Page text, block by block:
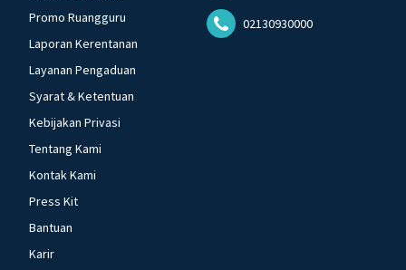
Promo Ruangguru
Laporan Kerentanan
Layanan Pengaduan
Syarat & Ketentuan
Kebijakan Privasi
Tentang Kami
Kontak Kami
Press Kit
Bantuan
Karir
02130930000